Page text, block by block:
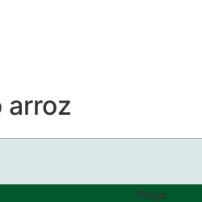
arroz
Praça